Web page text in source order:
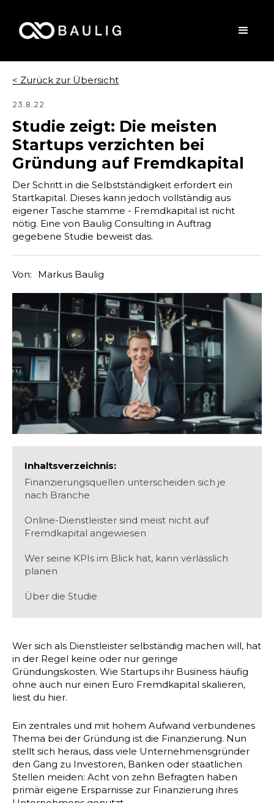
< Zurück zur Übersicht
23.8.22
Studie zeigt: Die meisten
Startups verzichten bei
Gründung auf Fremdkapital
Der Schritt in die Selbstständigkeit erfordert ein
Startkapital. Dieses kann jedoch vollständig aus
eigener Tasche stamme - Fremdkapital ist nicht
nötig. Eine von Baulig Consulting in Auftrag
gegebene Studie beweist das.
Von: Markus Baulig
Inhaltsverzeichnis:
Finanzierungsquellen unterscheiden sich je
nach Branche
Online-Dienstleister sind meist nicht auf
Fremdkapital angewiesen
Wer seine KPIs im Blick hat, kann verlässlich
planen
Über die Studie
Wer sich als Dienstleister selbständig machen will, hat
in der Regel keine oder nur geringe
Gründungskosten. Wie Startups ihr Business häufig
ohne auch nur einen Euro Fremdkapital skalieren,
liest du hier.
Ein zentrales und mit hohem Aufwand verbundenes
Thema bei der Gründung ist die Finanzierung. Nun
stellt sich heraus, dass viele Unternehmensgründer
den Gang zu Investoren, Banken oder staatlichen
Stellen meiden: Acht von zehn Befragten haben
primär eigene Ersparnisse zur Finanzierung ihres